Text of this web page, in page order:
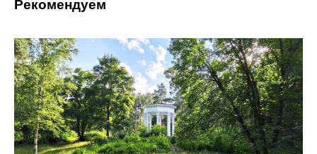
Рекомендуем